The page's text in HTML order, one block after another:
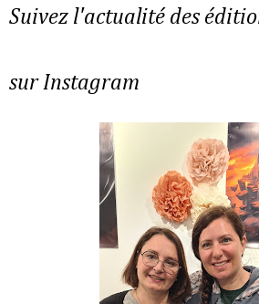
Suivez l'actualité des
sur Instagram